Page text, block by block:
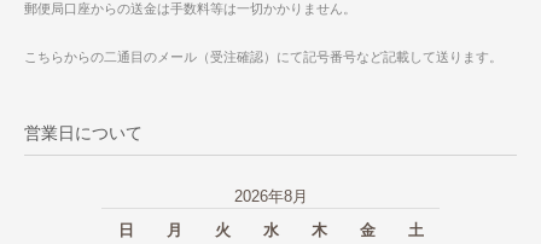
郵便局口座からの送金は手数料等は一切かかりません。
こちらからの二通目のメール（受注確認）にて記号番号など記載して送ります。
営業日について
2026年8月
日
月 火 水 木 金 土